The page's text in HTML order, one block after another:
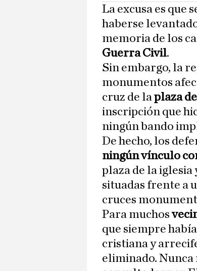
La excusa es que
haberse
memoria de los
Guerra Civil.
Sin embargo, la
monumentos
cruz de laplaza
inscripción que
ningún bando
De hecho, los
ningún vínculo
plaza de la iglesia
situadas frente a
cruces
Para muchos
que siempre
cristiana y
eliminado. Nunca